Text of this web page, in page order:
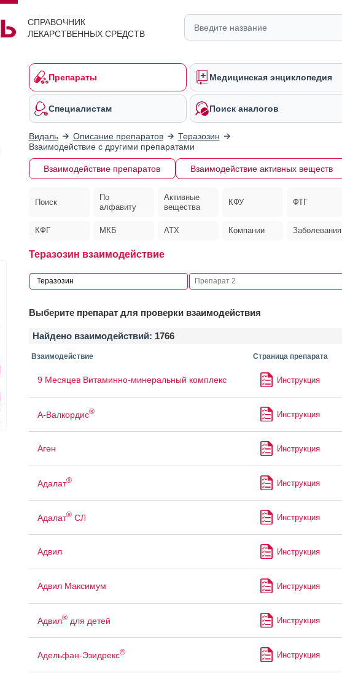
СПРАВОЧНИК
ЛЕКАРСТВЕННЫХ СРЕДСТВ
Препараты Медицинская энциклопедия
Специалистам Поиск аналогов
Видаль Описание препаратов
Теразозин
Взаимодействие с другими препаратами
Взаимодействие препаратов Взаимодействие активных веществ
Поиск
По
алфавиту
Активные
вещества
КФУ ФТГ
КФГ МКБ АТХ Компании Заболевания
Теразозин взаимодействие
Выберите препарат для проверки взаимодействия
Найдено взаимодействий: 1766
Взаимодействие Страница препарата
9 Месяцев Витаминно-минеральный комплекс Инструкция
А-Валкордис® Инструкция
Аген Инструкция
Адалат® Инструкция
Адалат®СЛ Инструкция
Адвил Инструкция
Адвил Максимум Инструкция
Адвил®для детей Инструкция
Адельфан-Эзидрекс® Инструкция